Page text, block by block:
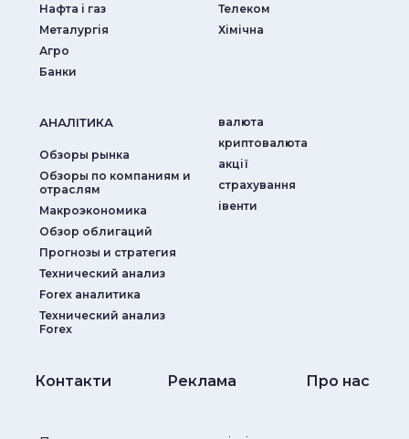
Нафта і газ
Металургія
Агро
Банки
Телеком
Хімічна
АНАЛIТИКА
Обзоры рынка
Обзоры по компаниям и
отраслям
Макроэкономика
Обзор облигаций
Прогнозы и стратегия
Технический анализ
Forex аналитика
Технический анализ
Forex
валюта
криптовалюта
акції
страхування
iвенти
Контакти Реклама Про нас